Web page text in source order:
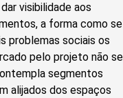
visibilidade aos
a forma como se
problemas sociais os
pelo projeto não se
segmentos
alijados dos espaços